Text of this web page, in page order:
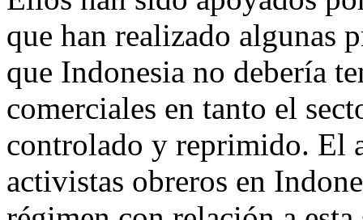
que han realizado algunas
que Indonesia no debería
comerciales en tanto el
controlado y reprimido. El
activistas obreros en